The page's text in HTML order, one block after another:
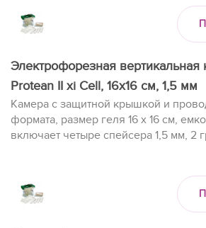
Электрофорезная вертикальная
Protean II xi Cell, 16х16 cм, 1,5 мм
Камера с защитной крышкой и
формата, размер геля 16 x 16 см,
включает четыре спейсера 1,5 мм, 2